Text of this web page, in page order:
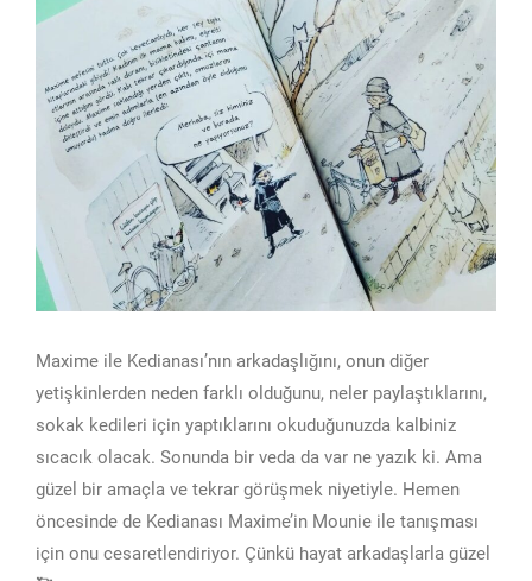
Maxime ile Kedianası’nın arkadaşlığını, onun diğer
yetişkinlerden neden farklı olduğunu, neler paylaştıklarını,
sokak kedileri için yaptıklarını okuduğunuzda kalbiniz
sıcacık olacak. Sonunda bir veda da var ne yazık ki. Ama
güzel bir amaçla ve tekrar görüşmek niyetiyle. Hemen
öncesinde de Kedianası Maxime’in Mounie ile tanışması
için onu cesaretlendiriyor. Çünkü hayat arkadaşlarla güzel